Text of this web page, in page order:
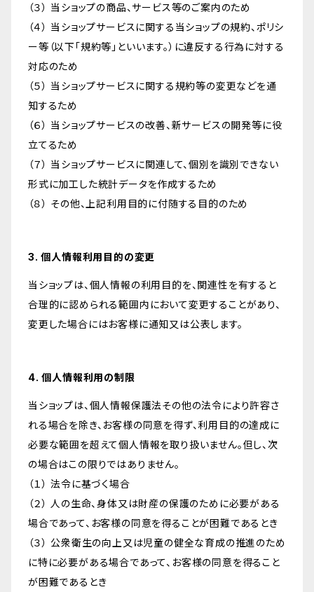
（３） 当ショップの商品、サービス等のご案内のため
（４） 当ショップサービスに関する当ショップの規約、ポリシ
ー等（以下「規約等」といいます。）に違反する行為に対する
対応のため
（５） 当ショップサービスに関する規約等の変更などを通
知するため
（６） 当ショップサービスの改善、新サービスの開発等に役
立てるため
（７） 当ショップサービスに関連して、個別を識別できない
形式に加工した統計データを作成するため
（８） その他、上記利用目的に付随する目的のため
3. 個人情報利用目的の変更
当ショップは、個人情報の利用目的を、関連性を有すると
合理的に認められる範囲内において変更することがあり、
変更した場合にはお客様に通知又は公表します。
4. 個人情報利用の制限
当ショップは、個人情報保護法その他の法令により許容さ
れる場合を除き、お客様の同意を得ず、利用目的の達成に
必要な範囲を超えて個人情報を取り扱いません。但し、次
の場合はこの限りではありません。
（１） 法令に基づく場合
（２） 人の生命、身体又は財産の保護のために必要がある
場合であって、お客様の同意を得ることが困難であるとき
（３） 公衆衛生の向上又は児童の健全な育成の推進のため
に特に必要がある場合であって、お客様の同意を得ること
が困難であるとき